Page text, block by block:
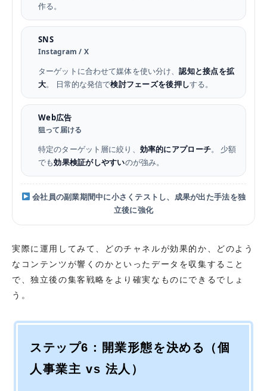
作る。
SNS
Instagram / X
ターゲットに合わせて媒体を使い分け、認知と接点を拡
大。 日常的な発信で検討フェーズを後押しする。
Web広告
狙って届ける
特定のターゲット層に絞り、 効率的にアプローチ。 少額
でも効果検証がしやすいのが強み。
会社員の副業期間中に小さくテストし、成果が出た手法を独
立後に強化
実際に運用してみて、どのチャネルが効果的か、どのよう
なコンテンツが響くのかといったデータを収集すること
で、独立後の集客戦略をより確実なものにできるでしょ
う。
ステップ6：開業形態を決める（個
人事業主 vs 法人）